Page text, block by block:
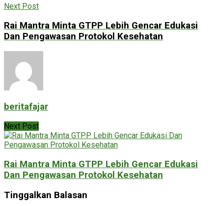
Next Post
Rai Mantra Minta GTPP Lebih Gencar Edukasi
Dan Pengawasan Protokol Kesehatan
beritafajar
Next Post
Rai Mantra Minta GTPP Lebih Gencar Edukasi
Dan Pengawasan Protokol Kesehatan
Tinggalkan Balasan